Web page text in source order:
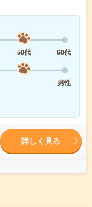
50代
60代
男性
詳しく見る